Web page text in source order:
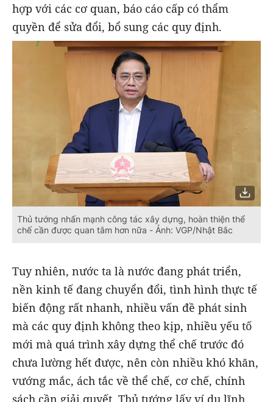
hợp với các cơ quan, báo cáo cấp có thẩm
quyền để sửa đổi, bổ sung các quy định.
Thủ tướng nhấn mạnh công tác xây dựng, hoàn thiện thể
chế cần được quan tâm hơn nữa - Ảnh: VGP/Nhật Bắc
Tuy nhiên, nước ta là nước đang phát triển,
nền kinh tế đang chuyển đổi, tình hình thực tế
biến động rất nhanh, nhiều vấn đề phát sinh
mà các quy định không theo kịp, nhiều yếu tố
mới mà quá trình xây dựng thể chế trước đó
chưa lường hết được, nên còn nhiều khó khăn,
vướng mắc, ách tắc về thể chế, cơ chế, chính
sách cần giải quyết. Thủ tướng lấy ví dụ lĩnh